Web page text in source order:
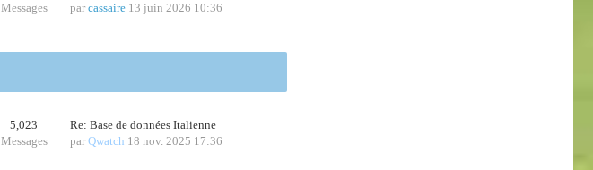
Messages
par cassaire 13 juin 2026 10:36
5,023
Messages
Re: Base de données Italienne
par Qwatch 18 nov. 2025 17:36